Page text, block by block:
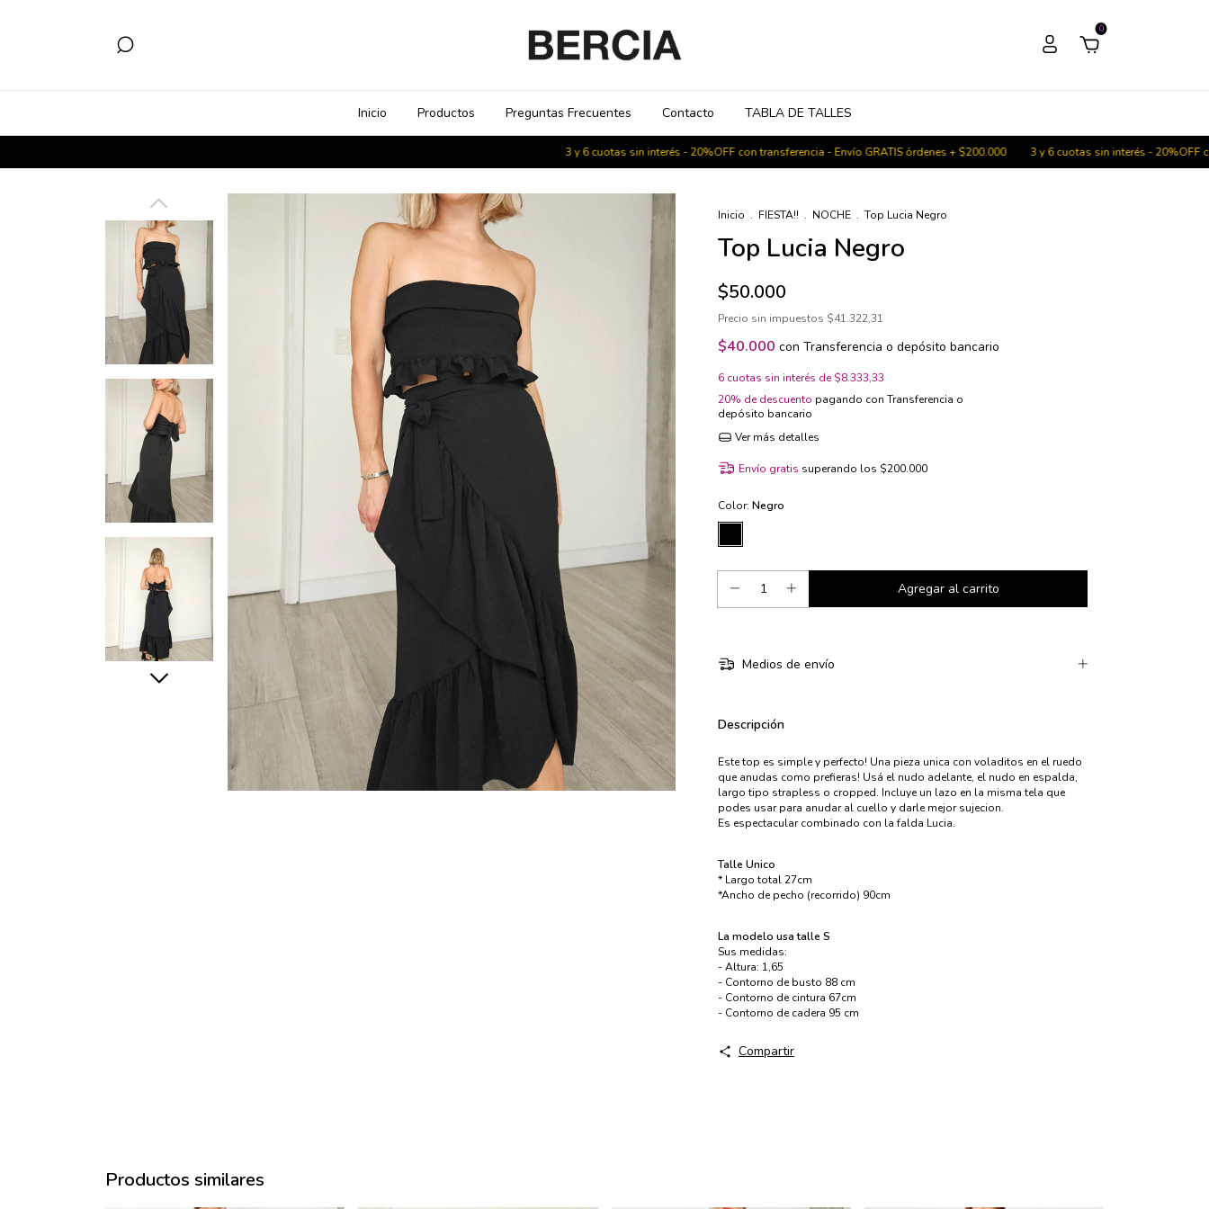
0
Inicio Productos Preguntas Frecuentes Contacto TABLA DE TALLES
3 y 6 cuotas sin interés - 20%OFF con transferencia - Envío GRATIS órdenes + $200.000 3 y 6 cuotas sin interés - 20%OFF con
Inicio . FIESTA!! . NOCHE . Top Lucia Negro
Top Lucia Negro
$50.000
Precio sin impuestos $41.322,31
$40.000 con Transferencia o depósito bancario
6 cuotas sin interés de$8.333,33
20% de descuento pagando con Transferencia o
depósito bancario
Ver más detalles
Envío gratis superando los $200.000
Color: Negro
Medios de envío
Descripción
Este top es simple y perfecto! Una pieza unica con voladitos en el ruedo
que anudas como prefieras! Usá el nudo adelante, el nudo en espalda,
largo tipo strapless o cropped. Incluye un lazo en la misma tela que
podes usar para anudar al cuello y darle mejor sujecion.
Es espectacular combinado con la falda Lucia.
Talle Unico
* Largo total 27cm
*Ancho de pecho (recorrido) 90cm
​La modelo usa talle S
Sus medidas:
- Altura: 1,65
- Contorno de busto 88 cm
- Contorno de cintura 67cm
- Contorno de cadera 95 cm
Compartir
Productos similares